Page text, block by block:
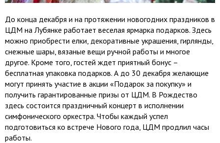
До конца декабря и на протяжении новогодних праздников в
ЦДМ на Лубянке работает веселая ярмарка подарков. Здесь
можно приобрести елки, декоративные украшения, гирлянды,
снежные шары, вязаные вещи ручной работы и многое
другое. Кроме того, гостей ждет приятный бонус –
бесплатная упаковка подарков. А до 30 декабря желающие
могут принять участие в акции «Подарок за покупку» и
получить гарантированные призы от ЦДМ. В Рождество
здесь состоится праздничный концерт в исполнении
симфонического оркестра. Чтобы каждый успел
подготовиться ко встрече Нового года, ЦДМ продлил часы
работы.